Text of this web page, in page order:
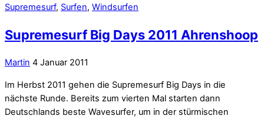
Supremesurf, Surfen, Windsurfen
Supremesurf Big Days 2011 Ahrenshoop
Martin 4 Januar 2011
Im Herbst 2011 gehen die Supremesurf Big Days in die
nächste Runde. Bereits zum vierten Mal starten dann
Deutschlands beste Wavesurfer, um in der stürmischen